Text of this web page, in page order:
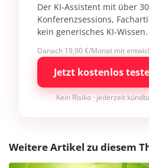
Der KI-Assistent mit über
Konferenzsessions,
kein generisches KI-Wissen.
Danach 19,90 €/Monat mit
Jetzt kostenlos
Kein Risiko · jederzeit
Weitere Artikel zu diesem